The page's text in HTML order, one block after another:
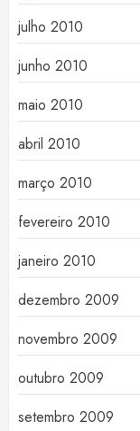
julho 2010
junho 2010
maio 2010
abril 2010
março 2010
fevereiro 2010
janeiro 2010
dezembro 2009
novembro 2009
outubro 2009
setembro 2009